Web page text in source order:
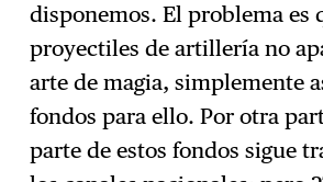
disponemos. El problema es
proyectiles de artillería no
arte de magia, simplemente
fondos para ello. Por otra
parte de estos fondos sigue